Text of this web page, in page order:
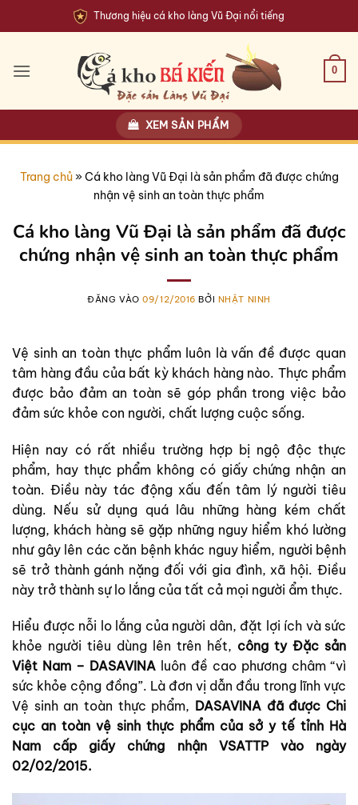
qua
dung
Thương hiệu cá kho làng Vũ Đại nổi tiếng
0
XEM SẢN PHẨM
Trang chủ»Cá kho làng Vũ Đại là sản phẩm đã được chứng
nhận vệ sinh an toàn thực phẩm
Cá kho làng Vũ Đại là sản phẩm đã được
chứng nhận vệ sinh an toàn thực phẩm
ĐĂNG VÀO09/12/2016 BỞI NHẬT NINH
Vệ sinh an toàn thực phẩm luôn là vấn đề được quan
tâm hàng đầu của bất kỳ khách hàng nào. Thực phẩm
được bảo đảm an toàn sẽ góp phần trong việc bảo
đảm sức khỏe con người, chất lượng cuộc sống.
Hiện nay có rất nhiều trường hợp bị ngộ độc thực
phẩm, hay thực phẩm không có giấy chứng nhận an
toàn. Điều này tác động xấu đến tâm lý người tiêu
dùng. Nếu sử dụng quá lâu những hàng kém chất
lượng, khách hàng sẽ gặp những nguy hiểm khó lường
như gây lên các căn bệnh khác nguy hiểm, người bệnh
sẽ trở thành gánh nặng đối với gia đình, xã hội. Điều
này trở thành sự lo lắng của tất cả mọi người ẩm thực.
Hiểu được nỗi lo lắng của người dân, đặt lợi ích và sức
khỏe người tiêu dùng lên trên hết, công ty Đặc sản
Việt Nam – DASAVINA luôn đề cao phương châm “vì
sức khỏe cộng đồng”. Là đơn vị dẫn đầu trong lĩnh vực
Vệ sinh an toàn thực phẩm, DASAVINA đã được Chi
cục an toàn vệ sinh thực phẩm của sở y tế tỉnh Hà
Nam cấp giấy chứng nhận VSATTP vào ngày
02/02/2015.